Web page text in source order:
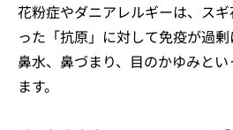
花粉症やダニアレルギーは、ス
った「抗原」に対して免疫が過剰
鼻水、鼻づまり、目のかゆみと
ます。